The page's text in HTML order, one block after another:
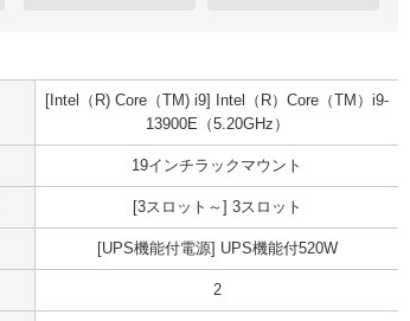
[Intel（R) Core（TM) i9] Intel（R）Core（TM）i9-
13900E（5.20GHz）
19インチラックマウント
[3スロット～] 3スロット
[UPS機能付電源] UPS機能付520W
2